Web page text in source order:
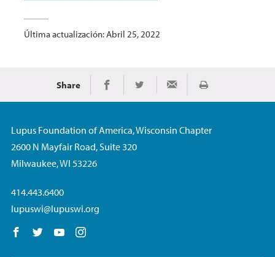
Última actualización: Abril 25, 2022
Share Share on Facebook
Share on TwitterShare via EmailImprimir
Lupus Foundation of America, Wisconsin Chapter
2600 N Mayfair Road, Suite 320
Milwaukee, WI 53226
414.443.6400
lupuswi@lupuswi.org
Follow us on Facebook
Follow us on Twitter
Follow us on YouTube